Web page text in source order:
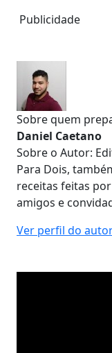
Publicidade
Sobre quem
Daniel Caetano
Sobre o Autor:
Para Dois,
receitas feitas
amigos e
Ver perfil do